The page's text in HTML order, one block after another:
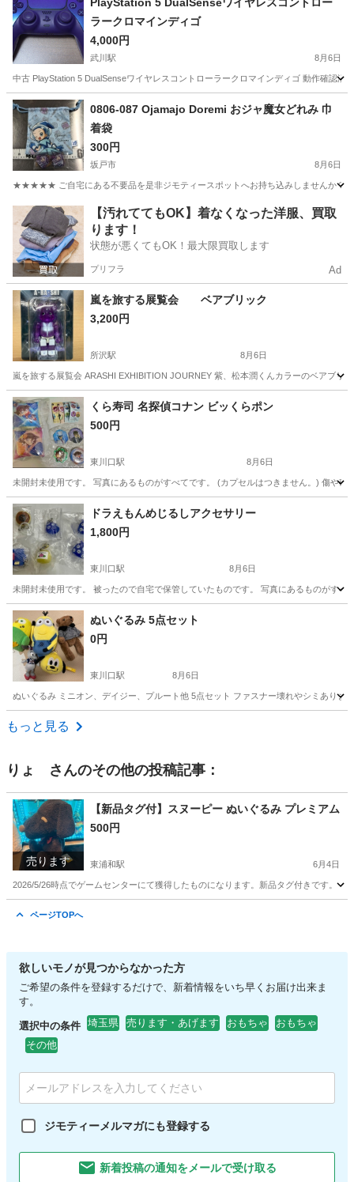
ラークロマインディゴ
4,000円
武川駅 8月6日
中古 PlayStation 5 DualSenseワイヤレスコントローラークロマインディゴ 動作確認済
埼玉 深谷市
0806-087 Ojamajo Doremi おジャ魔女どれみ 巾
着袋
300円
坂戸市 8月6日
★★★★★ ご自宅にある不要品を是非ジモティースポットへお持ち込みしませんか？
埼玉 坂戸市 おもちゃ スポット
【汚れててもOK】着なくなった洋服、買取
ります！
状態が悪くてもOK！最大限買取します
プリフラ Ad
嵐を旅する展覧会 ベアブリック
3,200円
所沢駅 8月6日
嵐を旅する展覧会 ARASHI EXHIBITION JOURNEY 紫、松本潤くんカラーのベアブ
埼玉 所沢市 所沢駅 おもちゃ
くら寿司 名探偵コナン ビッくらポン
500円
東川口駅 8月6日
未開封未使用です。 写真にあるものがすべてです。 (カプセルはつきません。) 傷や
埼玉 越谷市 東川口駅 パズル ビッくらポン
ドラえもんめじるしアクセサリー
1,800円
東川口駅 8月6日
未開封未使用です。 被ったので自宅で保管していたものです。 写真にあるものがす
埼玉 越谷市 東川口駅 フィギュア
ぬいぐるみ 5点セット
0円
東川口駅 8月6日
ぬいぐるみ ミニオン、デイジー、プルート他 5点セット ファスナー壊れやシミありま
埼玉 川口市
もっと見る
りょ さんのその他の投稿記事：
売ります
【新品タグ付】スヌーピー ぬいぐるみ プレミアム
500円
東浦和駅 6月4日
2026/5/26時点でゲームセンターにて獲得したものになります。新品タグ付きです。
ページTOPへ
欲しいモノが見つからなかった方
ご希望の条件を登録するだけで、新着情報をいち早くお届け出来ま
す。
選択中の条件 埼玉県 売ります・あげます おもちゃ
おもちゃ
その他
ジモティーメルマガにも登録する
新着投稿の通知をメールで受け取る